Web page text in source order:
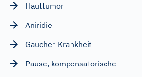
Hauttumor
Aniridie
Gaucher-Krankheit
Pause, kompensatorische